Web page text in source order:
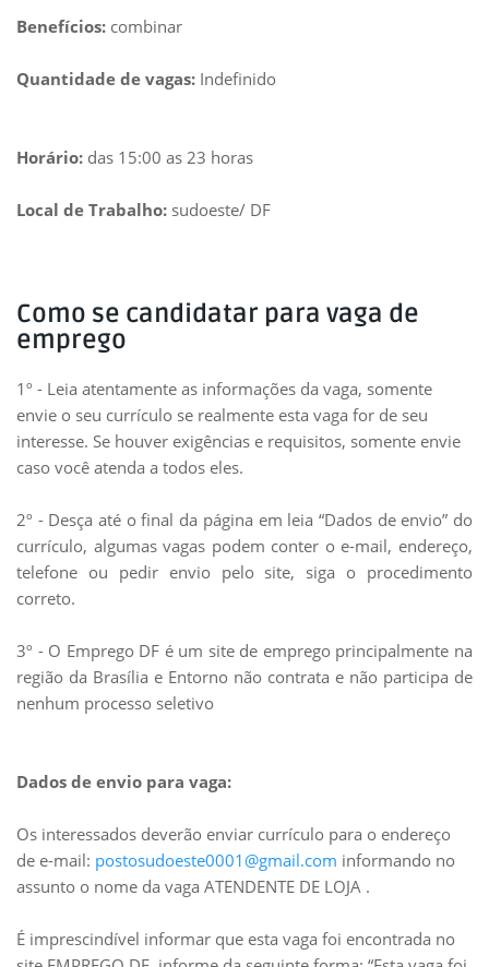
Benefícios: combinar
Quantidade de vagas: Indefinido
Horário: das 15:00 as 23 horas
Local de Trabalho: sudoeste/ DF
Como se candidatar para vaga de
emprego
1º - Leia atentamente as informações da vaga, somente
envie o seu currículo se realmente esta vaga for de seu
interesse. Se houver exigências e requisitos, somente envie
caso você atenda a todos eles.
2º - Desça até o final da página em leia “Dados de envio” do
currículo, algumas vagas podem conter o e-mail, endereço,
telefone ou pedir envio pelo site, siga o procedimento
correto.
3º - O Emprego DF é um site de emprego principalmente na
região da Brasília e Entorno não contrata e não participa de
nenhum processo seletivo
Dados de envio para vaga:
Os interessados deverão enviar currículo para o endereço
de e-mail: postosudoeste0001@gmail.com informando no
assunto o nome da vaga ATENDENTE DE LOJA .
É imprescindível informar que esta vaga foi encontrada no